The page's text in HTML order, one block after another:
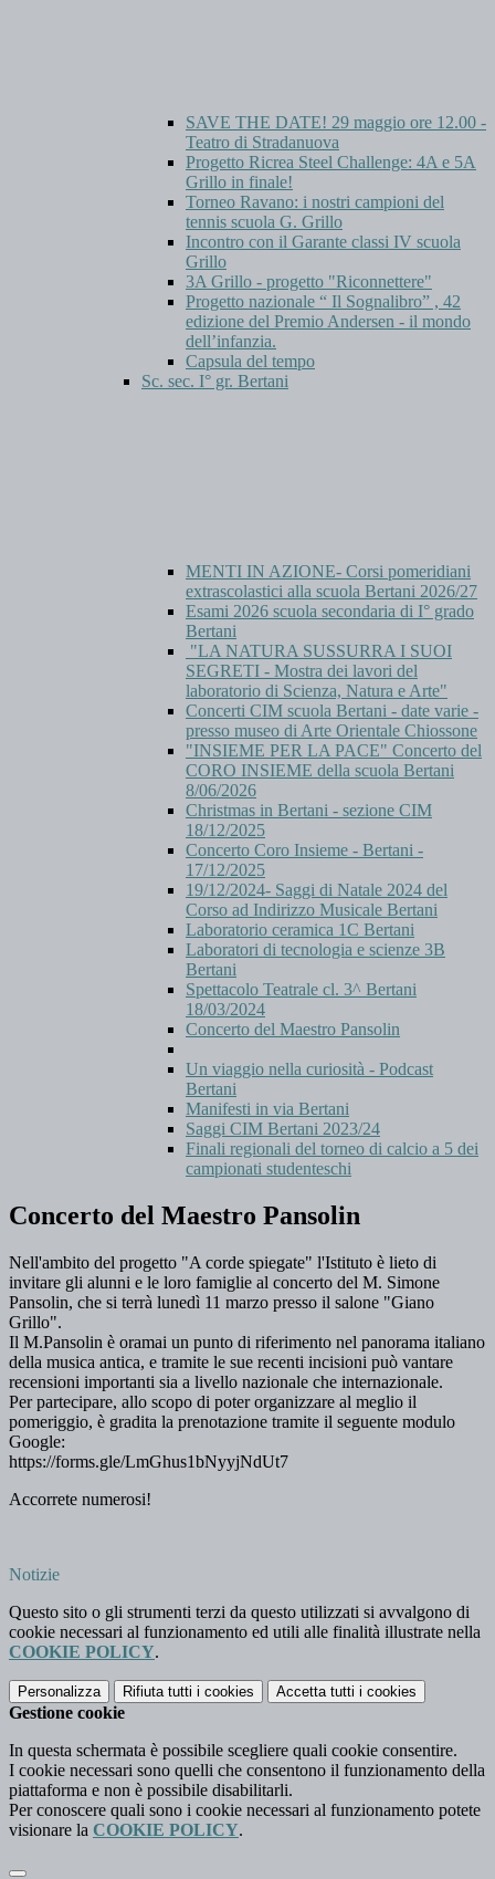
SAVE THE DATE! 29 maggio ore 12.00 -
Teatro di Stradanuova
Progetto Ricrea Steel Challenge: 4A e 5A
Grillo in finale!
Torneo Ravano: i nostri campioni del
tennis scuola G. Grillo
Incontro con il Garante classi IV scuola
Grillo
3A Grillo - progetto "Riconnettere"
Progetto nazionale “ Il Sognalibro” , 42
edizione del Premio Andersen - il mondo
dell’infanzia.
Capsula del tempo
Sc. sec. I° gr. Bertani
MENTI IN AZIONE- Corsi pomeridiani
extrascolastici alla scuola Bertani 2026/27
Esami 2026 scuola secondaria di I° grado
Bertani
"LA NATURA SUSSURRA I SUOI
SEGRETI - Mostra dei lavori del
laboratorio di Scienza, Natura e Arte"
Concerti CIM scuola Bertani - date varie -
presso museo di Arte Orientale Chiossone
"INSIEME PER LA PACE" Concerto del
CORO INSIEME della scuola Bertani
8/06/2026
Christmas in Bertani - sezione CIM
18/12/2025
Concerto Coro Insieme - Bertani -
17/12/2025
19/12/2024- Saggi di Natale 2024 del
Corso ad Indirizzo Musicale Bertani
Laboratorio ceramica 1C Bertani
Laboratori di tecnologia e scienze 3B
Bertani
Spettacolo Teatrale cl. 3^ Bertani
18/03/2024
Concerto del Maestro Pansolin
Un viaggio nella curiosità - Podcast
Bertani
Manifesti in via Bertani
Saggi CIM Bertani 2023/24
Finali regionali del torneo di calcio a 5 dei
campionati studenteschi
Concerto del Maestro Pansolin
Nell'ambito del progetto "A corde spiegate" l'Istituto è lieto di
invitare gli alunni e le loro famiglie al concerto del M. Simone
Pansolin, che si terrà lunedì 11 marzo presso il salone "Giano
Grillo".
Il M.Pansolin è oramai un punto di riferimento nel panorama italiano
della musica antica, e tramite le sue recenti incisioni può vantare
recensioni importanti sia a livello nazionale che internazionale.
Per partecipare, allo scopo di poter organizzare al meglio il
pomeriggio, è gradita la prenotazione tramite il seguente modulo
Google:
https://forms.gle/LmGhus1bNyyjNdUt7
Accorrete numerosi!
Notizie
Questo sito o gli strumenti terzi da questo utilizzati si avvalgono di
cookie necessari al funzionamento ed utili alle finalità illustrate nella
COOKIE POLICY.
Personalizza Rifiuta tutti i cookies Accetta tutti i cookies
Gestione cookie
In questa schermata è possibile scegliere quali cookie consentire.
I cookie necessari sono quelli che consentono il funzionamento della
piattaforma e non è possibile disabilitarli.
Per conoscere quali sono i cookie necessari al funzionamento potete
visionare la COOKIE POLICY.